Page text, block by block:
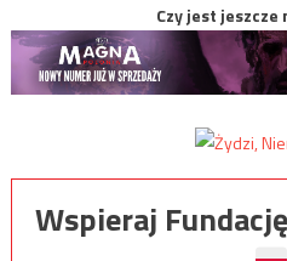
Czy jest jeszcze
Wspieraj